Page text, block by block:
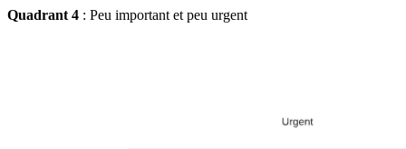
Quadrant 4 : Peu important et peu urgent